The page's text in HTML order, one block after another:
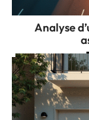
Analyse